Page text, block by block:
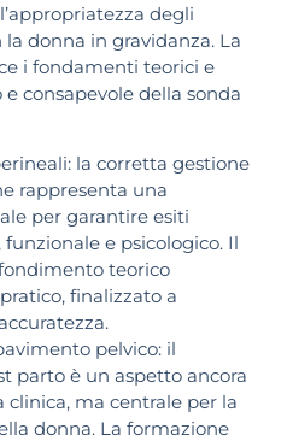
degli
donna in gravidanza. La
i fondamenti teorici e
consapevole della sonda
la corretta gestione
rappresenta una
per garantire esiti
e psicologico. Il
teorico
finalizzato a
pelvico: il
parto è un aspetto ancora
ma centrale per la
donna. La formazione